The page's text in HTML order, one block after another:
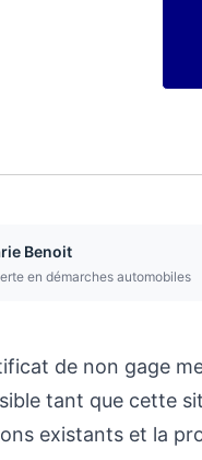
Benoit
en démarches automobiles
de non gage
tant que cette
existants et la